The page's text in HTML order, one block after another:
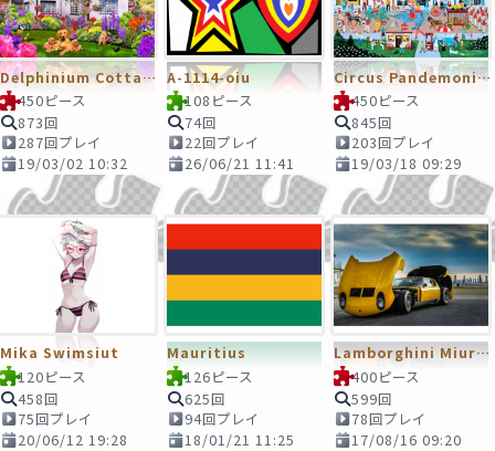
Delphinium Cottage
450ピース
873回
287回プレイ
19/03/02 10:32
A-1114-oiu
108ピース
74回
22回プレイ
26/06/21 11:41
Circus Pandemonium
450ピース
845回
203回プレイ
19/03/18 09:29
Mika Swimsiut
120ピース
458回
75回プレイ
20/06/12 19:28
Mauritius
126ピース
625回
94回プレイ
18/01/21 11:25
Lamborghini Miura SV
400ピース
599回
78回プレイ
17/08/16 09:20